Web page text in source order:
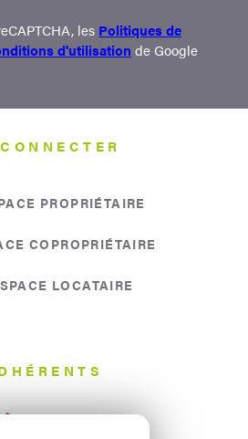
les Politiques de
d'utilisation de Google
PROPRIÉTAIRE
COPROPRIÉTAIRE
LOCATAIRE